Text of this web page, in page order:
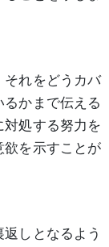
それをどうカバ
かまで伝える
対処する努力を
欲を示すことが
しとなるよう